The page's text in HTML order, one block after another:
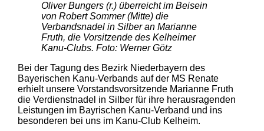
Oliver Bungers (r.) überreicht im Beisein
von Robert Sommer (Mitte) die
Verbandsnadel in Silber an Marianne
Fruth, die Vorsitzende des Kelheimer
Kanu-Clubs. Foto: Werner Götz
Bei der Tagung des Bezirk Niederbayern des
Bayerischen Kanu-Verbands auf der MS Renate
erhielt unsere Vorstandsvorsitzende Marianne Fruth
die Verdienstnadel in Silber für ihre herausragenden
Leistungen im Bayrischen Kanu-Verband und ins
besonderen bei uns im Kanu-Club Kelheim.